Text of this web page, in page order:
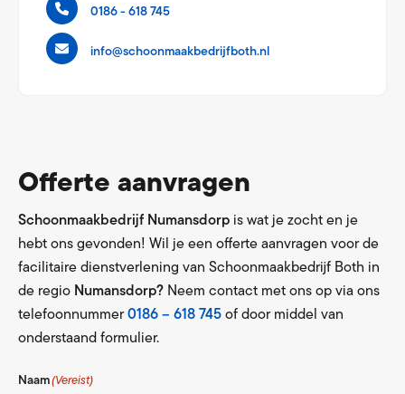
0186 - 618 745
info@schoonmaakbedrijfboth.nl
Offerte aanvragen
Schoonmaakbedrijf Numansdorp is wat je zocht en je
hebt ons gevonden! Wil je een offerte aanvragen voor de
facilitaire dienstverlening van Schoonmaakbedrijf Both in
de regio Numansdorp? Neem contact met ons op via ons
telefoonnummer0186 – 618 745 of door middel van
onderstaand formulier.
Naam(Vereist)